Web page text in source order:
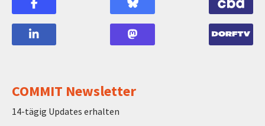
COMMIT Newsletter
14-tägig Updates erhalten